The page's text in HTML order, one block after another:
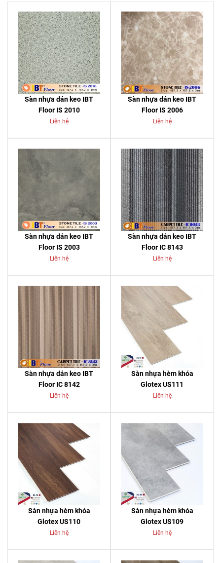
Sàn nhựa dán keo IBT
Floor IS 2010
Liên hệ
Sàn nhựa dán keo IBT
Floor IS 2006
Liên hệ
Sàn nhựa dán keo IBT
Floor IS 2003
Liên hệ
Sàn nhựa dán keo IBT
Floor IC 8143
Liên hệ
Sàn nhựa dán keo IBT
Floor IC 8142
Liên hệ
Sàn nhựa hèm khóa
Glotex US111
Liên hệ
Sàn nhựa hèm khóa
Glotex US110
Liên hệ
Sàn nhựa hèm khóa
Glotex US109
Liên hệ